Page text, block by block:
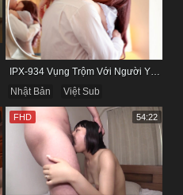
IPX-934 Vụng Trộm Với Người Yêu Cũ Trong Khách Sạn
Nhật Bản
Việt Sub
FHD 54:22